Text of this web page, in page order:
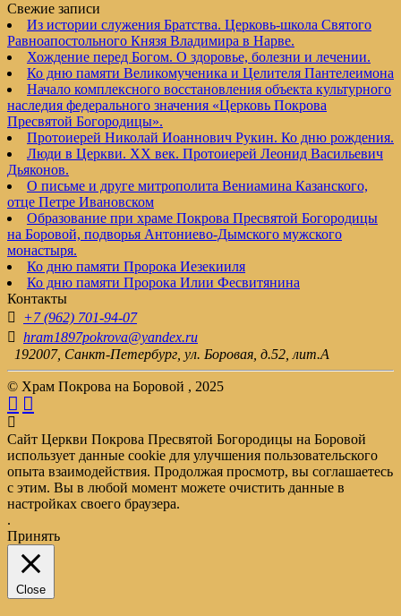
Свежие записи
Из истории служения Братства. Церковь-школа Святого
Равноапостольного Князя Владимира в Нарве.
Хождение перед Богом. О здоровье, болезни и лечении.
Ко дню памяти Великомученика и Целителя Пантелеимона
Начало комплексного восстановления объекта культурного
наследия федерального значения «Церковь Покрова
Пресвятой Богородицы».
Протоиерей Николай Иоаннович Рукин. Ко дню рождения.
Люди в Церкви. XX век. Протоиерей Леонид Васильевич
Дьяконов.
О письме и друге митрополита Вениамина Казанского,
отце Петре Ивановском
Образование при храме Покрова Пресвятой Богородицы
на Боровой, подворья Антониево-Дымского мужского
монастыря.
Ко дню памяти Пророка Иезекииля
Ко дню памяти Пророка Илии Фесвитянина
Контакты
+7 (962) 701-94-07
hram1897pokrova@yandex.ru
192007, Санкт-Петербург, ул. Боровая, д.52, лит.А
© Храм Покрова на Боровой , 2025
Сайт Церкви Покрова Пресвятой Богородицы на Боровой
использует данные cookie для улучшения пользовательского
опыта взаимодействия. Продолжая просмотр, вы соглашаетесь
с этим. Вы в любой момент можете очистить данные в
настройках своего браузера.
.
Принять
Close